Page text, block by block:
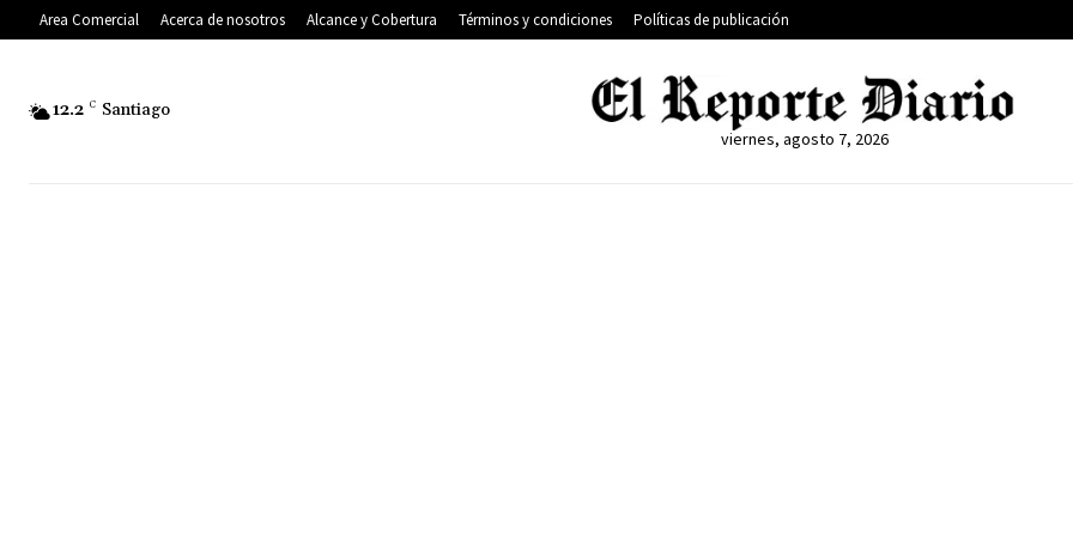
Area Comercial Acerca de nosotros Alcance y Cobertura Términos y condiciones Políticas de publicación
12.2 C Santiago
viernes, agosto 7, 2026